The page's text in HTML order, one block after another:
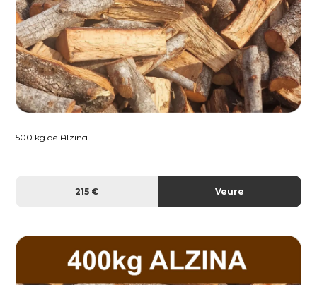
500 kg de Alzina...
215 € Veure